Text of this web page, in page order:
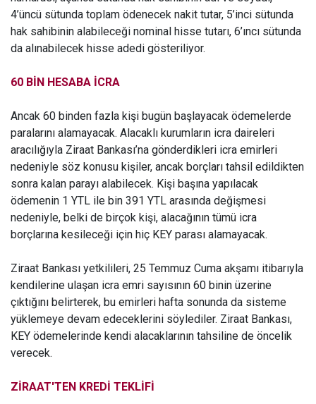
4’üncü sütunda toplam ödenecek nakit tutar, 5’inci sütunda
hak sahibinin alabileceği nominal hisse tutarı, 6’ıncı sütunda
da alınabilecek hisse adedi gösteriliyor.
60 BİN HESABA İCRA
Ancak 60 binden fazla kişi bugün başlayacak ödemelerde
paralarını alamayacak. Alacaklı kurumların icra daireleri
aracılığıyla Ziraat Bankası’na gönderdikleri icra emirleri
nedeniyle söz konusu kişiler, ancak borçları tahsil edildikten
sonra kalan parayı alabilecek. Kişi başına yapılacak
ödemenin 1 YTL ile bin 391 YTL arasında değişmesi
nedeniyle, belki de birçok kişi, alacağının tümü icra
borçlarına kesileceği için hiç KEY parası alamayacak.
Ziraat Bankası yetkilileri, 25 Temmuz Cuma akşamı itibarıyla
kendilerine ulaşan icra emri sayısının 60 binin üzerine
çıktığını belirterek, bu emirleri hafta sonunda da sisteme
yüklemeye devam edeceklerini söylediler. Ziraat Bankası,
KEY ödemelerinde kendi alacaklarının tahsiline de öncelik
verecek.
ZİRAAT'TEN KREDİ TEKLİFİ